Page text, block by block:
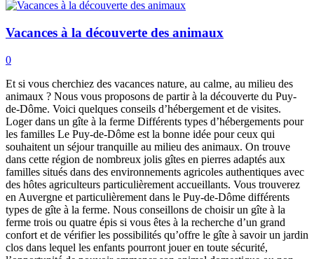
Vacances à la découverte des animaux
0
Et si vous cherchiez des vacances nature, au calme, au milieu des
animaux ? Nous vous proposons de partir à la découverte du Puy-
de-Dôme. Voici quelques conseils d’hébergement et de visites.
Loger dans un gîte à la ferme Différents types d’hébergements pour
les familles Le Puy-de-Dôme est la bonne idée pour ceux qui
souhaitent un séjour tranquille au milieu des animaux. On trouve
dans cette région de nombreux jolis gîtes en pierres adaptés aux
familles situés dans des environnements agricoles authentiques avec
des hôtes agriculteurs particulièrement accueillants. Vous trouverez
en Auvergne et particulièrement dans le Puy-de-Dôme différents
types de gîte à la ferme. Nous conseillons de choisir un gîte à la
ferme trois ou quatre épis si vous êtes à la recherche d’un grand
confort et de vérifier les possibilités qu’offre le gîte à savoir un jardin
clos dans lequel les enfants pourront jouer en toute sécurité,